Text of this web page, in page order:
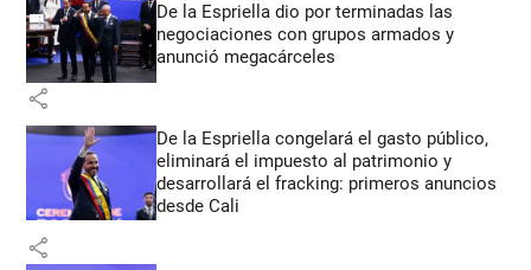
De la Espriella dio por terminadas las
negociaciones con grupos armados y
anunció megacárceles
share
De la Espriella congelará el gasto público,
eliminará el impuesto al patrimonio y
desarrollará el fracking: primeros anuncios
desde Cali
share